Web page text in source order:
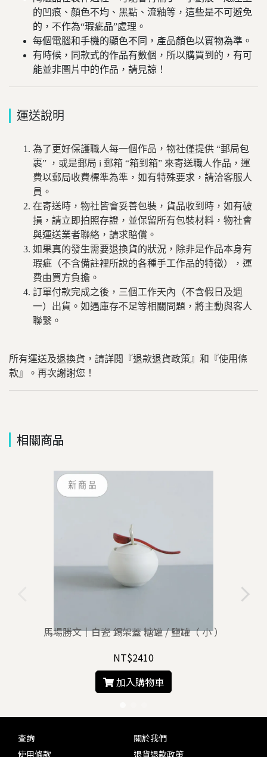
的凹痕、顏色不均、黑點、流釉等，這些是不可避免
的，不作為“瑕疵品”處理。
每個電腦和手機的顯色不同，產品顏色以實物為準。
有時候，同款式的作品有數個，所以購買到的，有可
能並非圖片中的作品，請見諒！
運送說明
為了更好保護職人每一個作品，物社僅提供 “郵局包
裹” ，或是郵局 i 郵箱 “箱到箱” 來寄送職人作品，運
費以郵局收費標準為準，如有特殊要求，請洽客服人
員。
在寄送時，物社皆會妥善包裝，貨品收到時，如有破
損，請立即拍照存證，並保留所有包裝材料，物社會
與運送業者聯絡，請求賠償。
如果真的發生需要退換貨的狀況，除非是作品本身有
瑕疵（不含備註裡所說的各種手工作品的特徵），運
費由買方負擔。
訂單付款完成之後，三個工作天內（不含假日及週
一）出貨。如遇庫存不足等相關問題，將主動與客人
聯繫。
所有運送及退換貨，請詳閱『退款退貨政策』和『使用條
款』。再次謝謝您！
相關商品
馬場勝文｜白瓷 錫架蓋 糖罐 / 鹽罐（ 小 ）
NT$2410
加入購物車
查詢
關於我們
使用條款
退貨退款政策